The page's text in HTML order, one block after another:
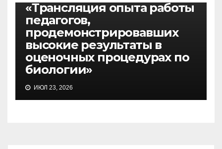
«Трансляция опыта работы
педагогов,
продемонстрировавших
высокие результаты в
оценочных процедурах по
биологии»
ИЮЛ 23, 2026